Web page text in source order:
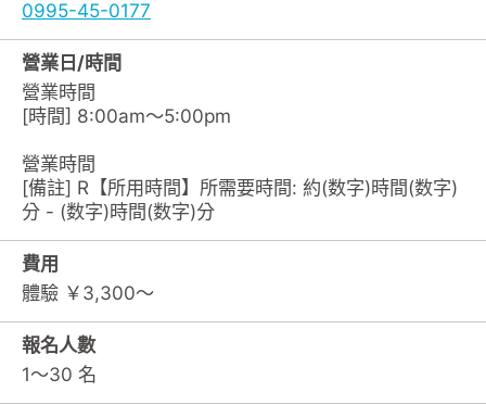
0995-45-0177
營業日/時間
營業時間
[時間] 8:00am～5:00pm
營業時間
[備註] R【所用時間】所需要時間: 約(数字)時間(数字)
分 - (数字)時間(数字)分
費用
體驗 ￥3,300～
報名人數
1～30 名